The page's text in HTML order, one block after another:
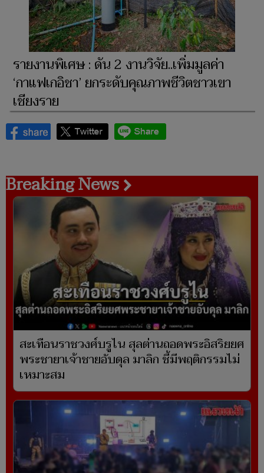
รายงานพิเศษ : ดัน 2 งานวิจัย..เพิ่มมูลค่า
‘กาแฟเกอิชา’ ยกระดับคุณภาพชีวิตชาวเขา
เชียงราย
Breaking News
สะเทือนราชวงศ์บรูไน สุลต่านถอดพระอิสริยยศ
พระชายาเจ้าชายอับดุล มาลิก ชี้มีพฤติกรรมไม่
เหมาะสม